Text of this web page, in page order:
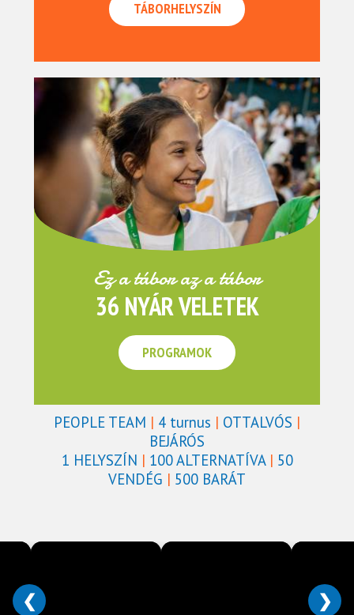
TÁBORHELYSZÍN
Ez a tábor az a tábor
36 NYÁR VELETEK
PROGRAMOK
PEOPLE TEAM | 4 turnus | OTTALVÓS |
BEJÁRÓS
1 HELYSZÍN | 100 ALTERNATÍVA| 50
VENDÉG | 500 BARÁT
❮ ❯